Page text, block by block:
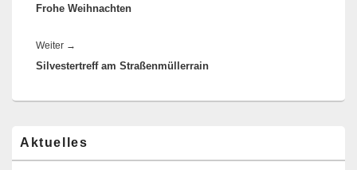
Beitrag:
Frohe Weihnachten
Weiter →
Beitrag:
Silvestertreff am Straßenmüllerrain
Seitenleisten-
Widgetbereich
Aktuelles